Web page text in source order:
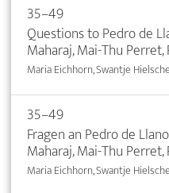
35–49
Questions to Pedro de
Maharaj, Mai-Thu
Maria Eichhorn, Swantje
35–49
Fragen an Pedro de
Maharaj, Mai-Thu
Maria Eichhorn, Swantje